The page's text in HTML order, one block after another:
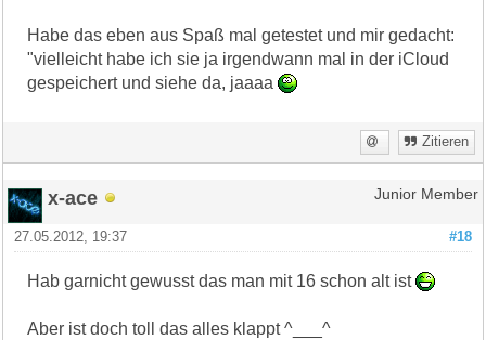
Habe das eben aus Spaß mal getestet und mir gedacht:
"vielleicht habe ich sie ja irgendwann mal in der iCloud
gespeichert und siehe da, jaaaa
Zitieren
x-ace Junior Member
#18
27.05.2012, 19:37
Hab garnicht gewusst das man mit 16 schon alt ist
Aber ist doch toll das alles klappt ^___^